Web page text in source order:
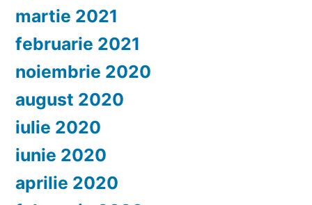
martie 2021
februarie 2021
noiembrie 2020
august 2020
iulie 2020
iunie 2020
aprilie 2020